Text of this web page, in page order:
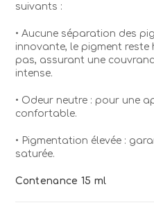
suivants :
• Aucune séparation des
innovante, le pigment reste
pas, assurant une
intense.
• Odeur neutre : pour une
confortable.
• Pigmentation élevée :
saturée.
Contenance 15 ml